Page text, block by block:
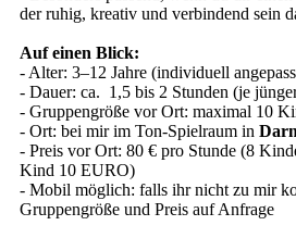
der ruhig, kreativ und verbindend sein
Auf einen Blick:
- Alter: 3–12 Jahre (individuell
- Dauer: ca. 1,5 bis 2 Stunden (je
- Gruppengröße vor Ort: maximal 10
- Ort: bei mir im Ton-Spielraum in
- Preis vor Ort: 80 € pro Stunde (8
Kind 10 EURO)
- Mobil möglich: falls ihr nicht zu mir
Gruppengröße und Preis auf Anfrage